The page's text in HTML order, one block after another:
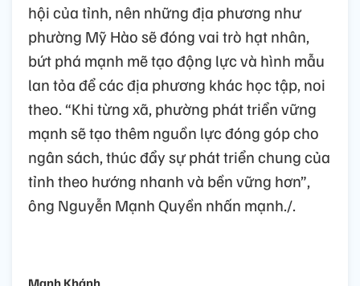
hội của tỉnh, nên những địa phương như
phường Mỹ Hào sẽ đóng vai trò hạt nhân,
bứt phá mạnh mẽ tạo động lực và hình mẫu
lan tỏa để các địa phương khác học tập, noi
theo. “Khi từng xã, phường phát triển vững
mạnh sẽ tạo thêm nguồn lực đóng góp cho
ngân sách, thúc đẩy sự phát triển chung của
tỉnh theo hướng nhanh và bền vững hơn”,
ông Nguyễn Mạnh Quyền nhấn mạnh./.
Mạnh Khánh